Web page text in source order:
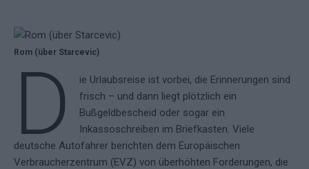
Rom (über Starcevic)
D
ie Urlaubsreise ist vorbei, die Erinnerungen sind
frisch – und dann liegt plötzlich ein
Bußgeldbescheid oder sogar ein
Inkassoschreiben im Briefkasten. Viele
deutsche Autofahrer berichten dem Europäischen
Verbraucherzentrum (EVZ) von überhöhten Forderungen, die